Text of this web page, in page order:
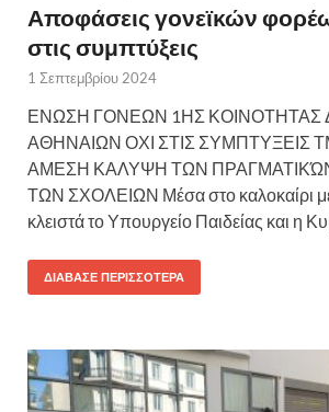
Αποφάσεις γονεϊκών
στις συμπτύξεις
1 Σεπτεμβρίου 2024
ΕΝΩΣΗ ΓΟΝΕΩΝ 1ΗΣ ΚΟΙΝΟΤΗΤΑΣ
ΑΘΗΝΑΙΩΝ ΟΧΙ ΣΤΙΣ ΣΥΜΠΤΥΞΕΙΣ
ΑΜΕΣΗ ΚΑΛΥΨΗ ΤΩΝ
ΤΩΝ ΣΧΟΛΕΙΩΝ Μέσα στο καλοκαίρι
κλειστά το Υπουργείο Παιδείας και η
ΔΙΆΒΑΣΕ ΠΕΡΙΣΣΌΤΕΡΑ